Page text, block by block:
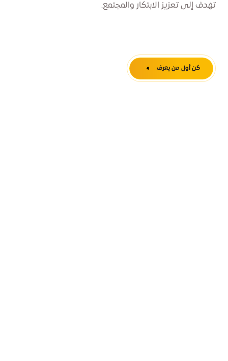
تهدف إلى تعزيز الابتكار والمجتمع.
كن أول من يعرف